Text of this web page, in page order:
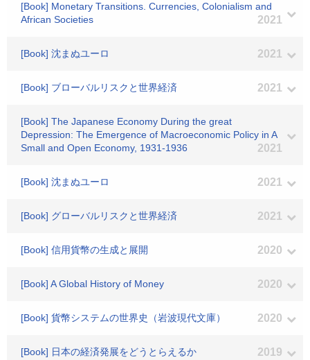
[Book] Monetary Transitions. Currencies, Colonialism and
African Societies
2021
[Book] 沈まぬユーロ 2021
[Book] ブローバルリスクと世界経済 2021
[Book] The Japanese Economy During the great
Depression: The Emergence of Macroeconomic Policy in A
Small and Open Economy, 1931-1936
2021
[Book] 沈まぬユーロ 2021
[Book] グローバルリスクと世界経済 2021
[Book] 信用貨幣の生成と展開 2020
[Book] A Global History of Money 2020
[Book] 貨幣システムの世界史（岩波現代文庫） 2020
[Book] 日本の経済発展をどうとらえるか 2019